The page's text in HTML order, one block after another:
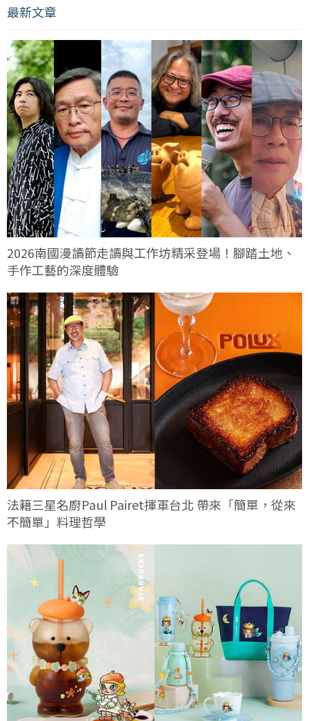
最新文章
2026南國漫讀節走讀與工作坊精采登場！腳踏土地、
手作工藝的深度體驗
法籍三星名廚Paul Pairet揮軍台北 帶來「簡單，從來
不簡單」料理哲學